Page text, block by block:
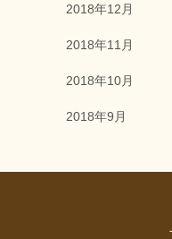
2018年12月
2018年11月
2018年10月
2018年9月